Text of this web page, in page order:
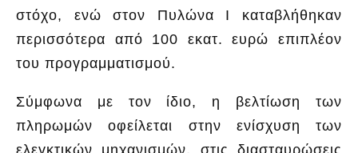
στόχο, ενώ στον Πυλώνα Ι καταβλήθηκαν
περισσότερα από 100 εκατ. ευρώ επιπλέον
του προγραμματισμού.
Σύμφωνα με τον ίδιο, η βελτίωση των
πληρωμών οφείλεται στην ενίσχυση των
ελεγκτικών μηχανισμών, στις διασταυρώσεις